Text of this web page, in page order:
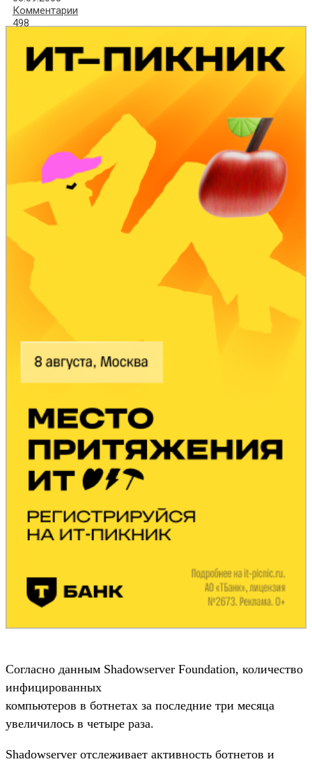
Комментарии
498
Согласно данным Shadowserver Foundation, количество
инфицированных
компьютеров в ботнетах за последние три месяца
увеличилось в четыре раза.
Shadowserver отслеживает активность ботнетов и